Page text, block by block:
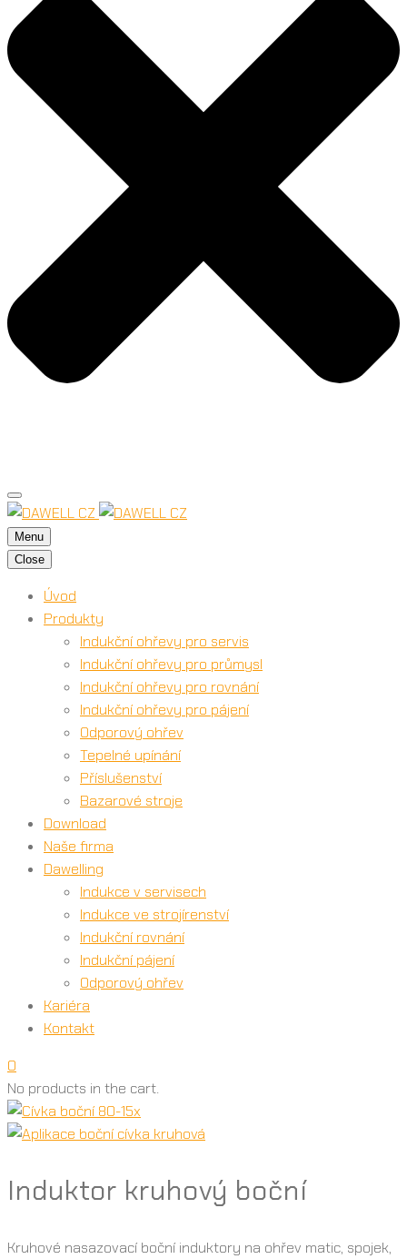
Menu
Close
Úvod
Produkty
Indukční ohřevy pro servis
Indukční ohřevy pro průmysl
Indukční ohřevy pro rovnání
Indukční ohřevy pro pájení
Odporový ohřev
Tepelné upínání
Příslušenství
Bazarové stroje
Download
Naše firma
Dawelling
Indukce v servisech
Indukce ve strojírenství
Indukční rovnání
Indukční pájení
Odporový ohřev
Kariéra
Kontakt
0
No products in the cart.
Induktor kruhový boční
Kruhové nasazovací boční induktory na ohřev matic, spojek,